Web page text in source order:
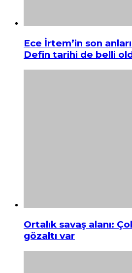
Ece İrtem’in son
Defin tarihi de belli
Ortalık savaş alanı:
gözaltı var